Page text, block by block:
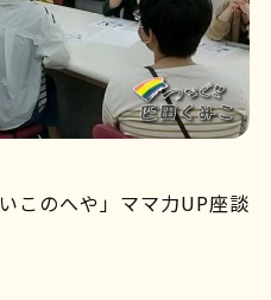
このへや」ママ力UP座談